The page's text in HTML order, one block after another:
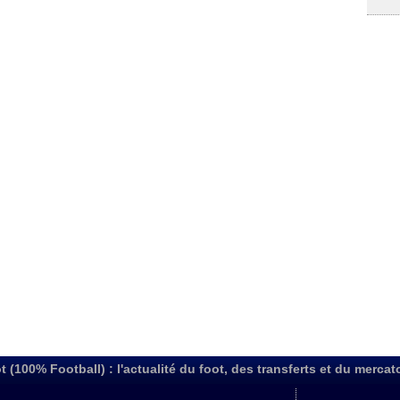
(100% Football) : l'actualité du foot, des transferts et du